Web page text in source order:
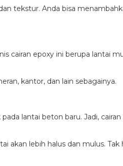
tekstur. Anda bisa
cairan epoxy ini berupa lantai
kantor, dan lain sebagainya.
lantai beton baru. Jadi,
akan lebih halus dan mulus. Tak